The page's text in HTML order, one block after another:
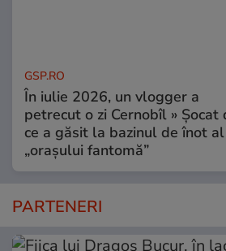
GSP.RO
În iulie 2026, un vlogger a
petrecut o zi Cernobîl » Șocat
ce a găsit la bazinul de înot al
„orașului fantomă”
PARTENERI